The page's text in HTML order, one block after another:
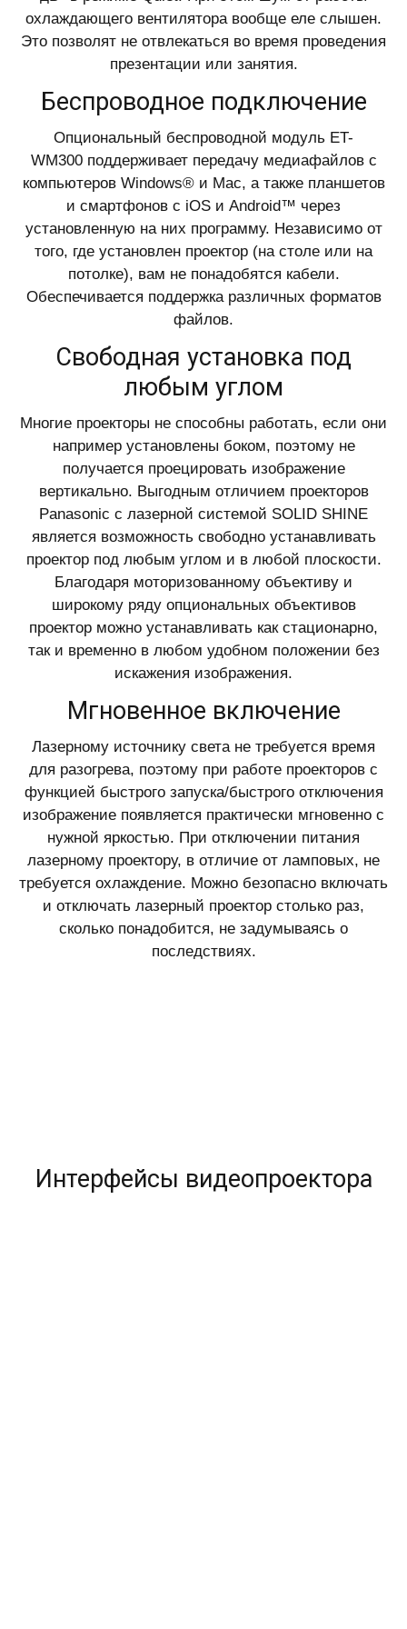
охлаждающего вентилятора вообще еле слышен.
Это позволят не отвлекаться во время проведения
презентации или занятия.
Беспроводное подключение
Опциональный беспроводной модуль ET-
WM300 поддерживает передачу медиафайлов с
компьютеров Windows® и Mac, а также планшетов
и смартфонов с iOS и Android™ через
установленную на них программу. Независимо от
того, где установлен проектор (на столе или на
потолке), вам не понадобятся кабели.
Обеспечивается поддержка различных форматов
файлов.
Свободная установка под
любым углом
Многие проекторы не способны работать, если они
например установлены боком, поэтому не
получается проецировать изображение
вертикально. Выгодным отличием проекторов
Panasonic с лазерной системой SOLID SHINE
является возможность свободно устанавливать
проектор под любым углом и в любой плоскости.
Благодаря моторизованному объективу и
широкому ряду опциональных объективов
проектор можно устанавливать как стационарно,
так и временно в любом удобном положении без
искажения изображения.
Мгновенное включение
Лазерному источнику света не требуется время
для разогрева, поэтому при работе проекторов с
функцией быстрого запуска/быстрого отключения
изображение появляется практически мгновенно с
нужной яркостью. При отключении питания
лазерному проектору, в отличие от ламповых, не
требуется охлаждение. Можно безопасно включать
и отключать лазерный проектор столько раз,
сколько понадобится, не задумываясь о
последствиях.
Интерфейсы видеопроектора